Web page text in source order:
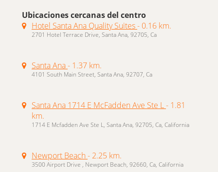
Ubicaciones cercanas del centro
Hotel Santa Ana Quality Suites- 0.16 km.
2701 Hotel Terrace Drive, Santa Ana, 92705, Ca
Santa Ana- 1.37 km.
4101 South Main Street, Santa Ana, 92707, Ca
Santa Ana 1714 E McFadden Ave Ste L- 1.81
km.
1714 E Mcfadden Ave Ste L, Santa Ana, 92705, Ca, California
Newport Beach- 2.25 km.
3500 Airport Drive , Newport Beach, 92660, Ca, California